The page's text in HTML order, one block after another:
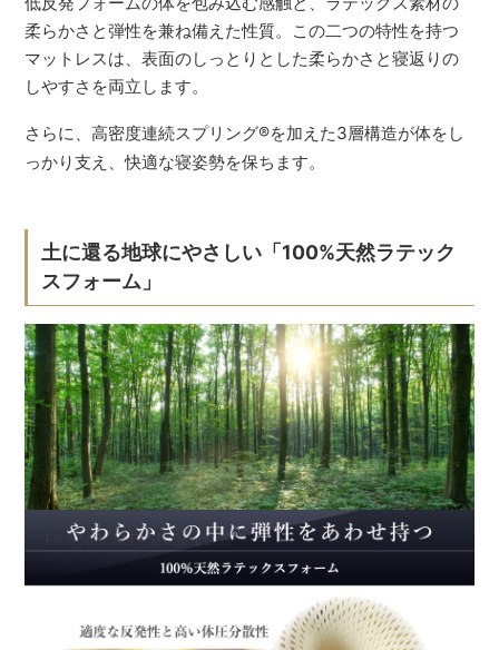
柔らかさと弾性を兼ね備えた性質。この二つの特性を持つ
マットレスは、表面のしっとりとした柔らかさと寝返りの
しやすさを両立します。
さらに、高密度連続スプリング®を加えた3層構造が体をし
っかり支え、快適な寝姿勢を保ちます。
土に還る地球にやさしい「100%天然ラテック
スフォーム」